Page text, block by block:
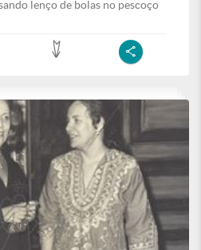
lenço de bolas no pescoço